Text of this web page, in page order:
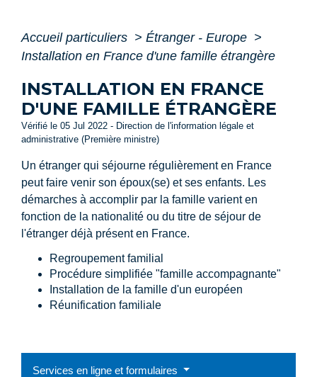
Accueil particuliers > Étranger - Europe >
Installation en France d'une famille étrangère
INSTALLATION EN FRANCE
D'UNE FAMILLE ÉTRANGÈRE
Vérifié le 05 Jul 2022 - Direction de l'information légale et
administrative (Première ministre)
Un étranger qui séjourne régulièrement en France
peut faire venir son époux(se) et ses enfants. Les
démarches à accomplir par la famille varient en
fonction de la nationalité ou du titre de séjour de
l'étranger déjà présent en France.
Regroupement familial
Procédure simplifiée "famille accompagnante"
Installation de la famille d'un européen
Réunification familiale
Services en ligne et formulaires